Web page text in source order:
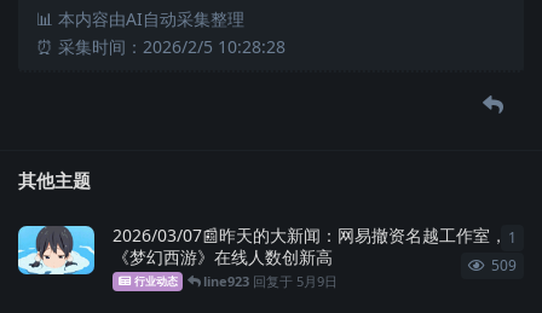
📊 本内容由AI自动采集整理
⏰ 采集时间：2026/2/5 10:28:28
其他主题
2026/03/07📰昨天的大新闻：网易撤资名越工作室，
《梦幻西游》在线人数创新高
行业动态 line923 回复于 5月9日
509
1